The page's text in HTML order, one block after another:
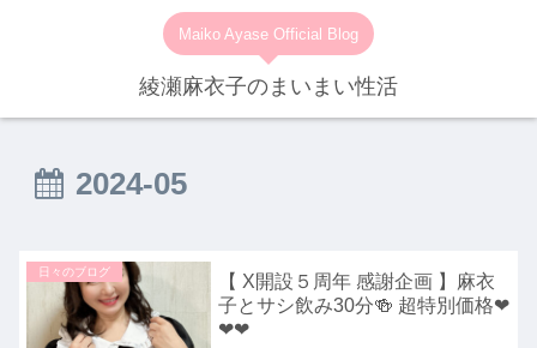
Maiko Ayase Official Blog
綾瀬麻衣子のまいまい性活
2024-05
日々のブログ
【 X開設５周年 感謝企画 】麻衣
子とサシ飲み30分🍻 超特別価格❤
❤❤